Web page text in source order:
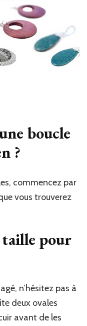
boucle
?
commencez par
vous trouverez
taille pour
n’hésitez pas à
deux ovales
avant de les